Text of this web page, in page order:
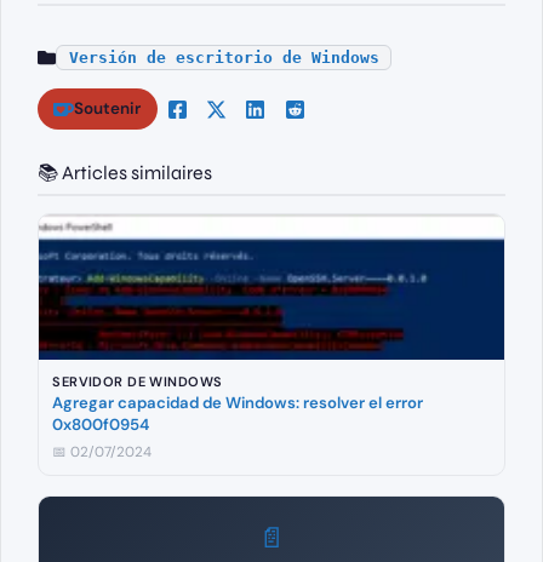
Versión de escritorio de Windows
Soutenir
📚 Articles similaires
SERVIDOR DE WINDOWS
Agregar capacidad de Windows: resolver el error
0x800f0954
📅 02/07/2024
📄